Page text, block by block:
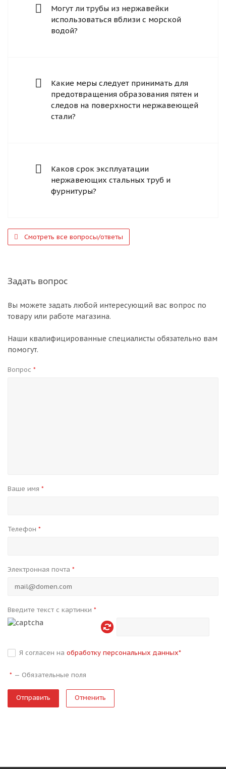
Могут ли трубы из нержавейки
использоваться вблизи с морской
водой?
Какие меры следует принимать для
предотвращения образования пятен и
следов на поверхности нержавеющей
стали?
Каков срок эксплуатации
нержавеющих стальных труб и
фурнитуры?
Смотреть все вопросы/ответы
Задать вопрос
Вы можете задать любой интересующий вас вопрос по
товару или работе магазина.
Наши квалифицированные специалисты обязательно вам
помогут.
Вопрос *
Ваше имя *
Телефон *
Электронная почта *
Введите текст с картинки *
Я согласен на обработку персональных данных*
* — Обязательные поля
Отменить